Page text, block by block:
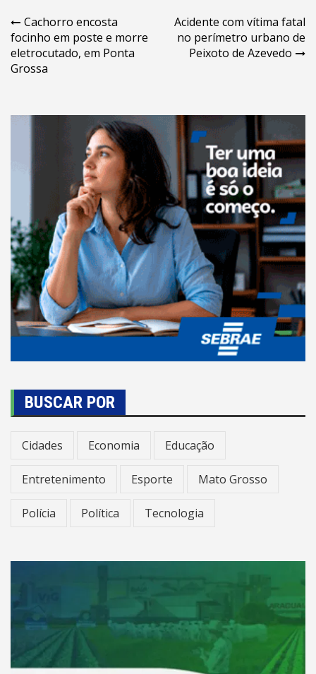
Navegação
de
Post
Cachorro encosta
focinho em poste e morre
eletrocutado, em Ponta
Grossa
Acidente com vítima fatal
no perímetro urbano de
Peixoto de Azevedo
BUSCAR POR
Cidades Economia Educação
Entretenimento Esporte Mato Grosso
Polícia Política Tecnologia